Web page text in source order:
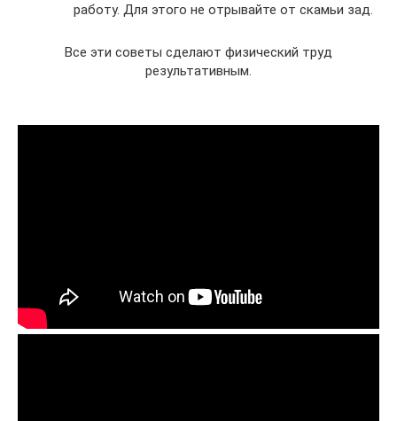
работу. Для этого не отрывайте от скамьи зад.
Все эти советы сделают физический труд
результативным.